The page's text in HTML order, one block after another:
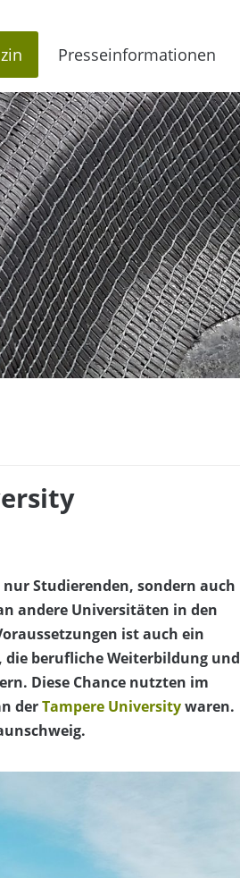
Presseinformationen
Studierenden, sondern auch
andere Universitäten in den
ist auch ein
die berufliche Weiterbildung und
Diese Chance nutzten im
derTampere Universitywaren.